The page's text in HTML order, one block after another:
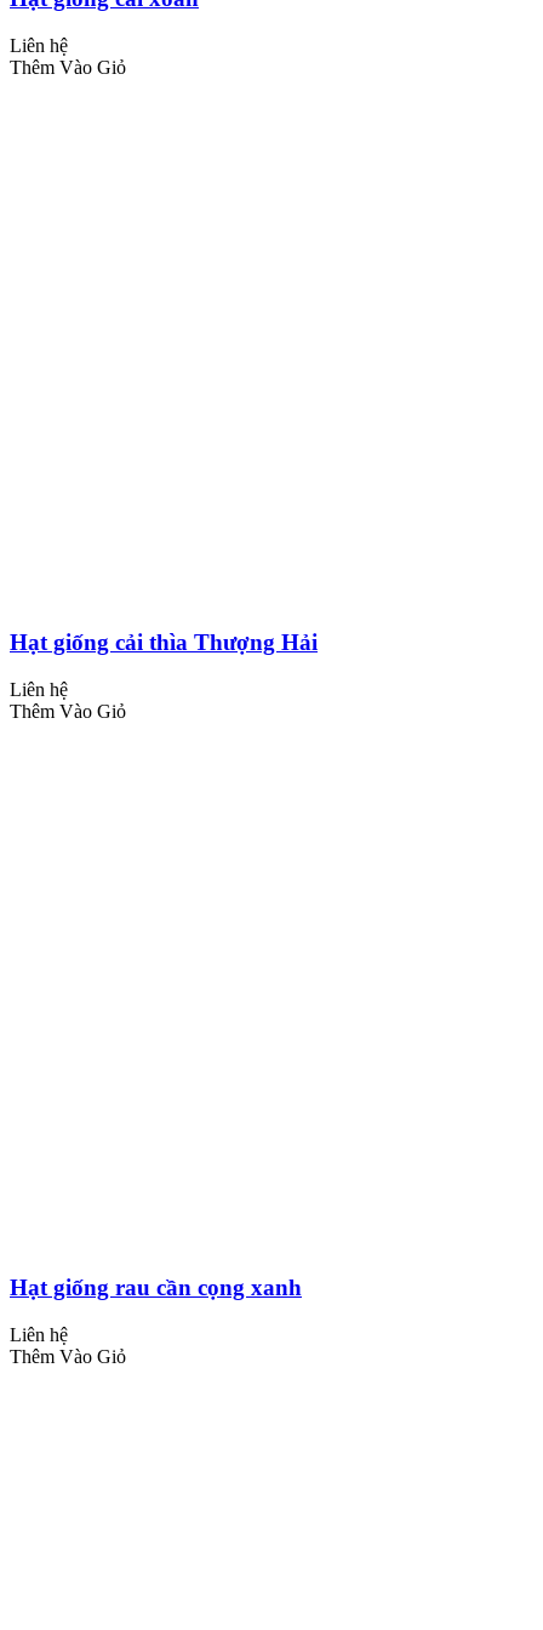
Liên hệ
Thêm Vào Giỏ
Hạt giống cải thìa Thượng Hải
Liên hệ
Thêm Vào Giỏ
Hạt giống rau cần cọng xanh
Liên hệ
Thêm Vào Giỏ